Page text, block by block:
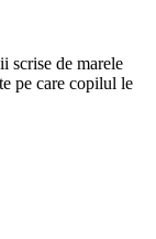
scrise de marele
pe care copilul le